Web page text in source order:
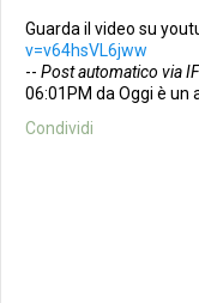
Guarda il video su
v=v64hsVL6jww
-- Post automatico via
06:01PM da Oggi è un
Condividi